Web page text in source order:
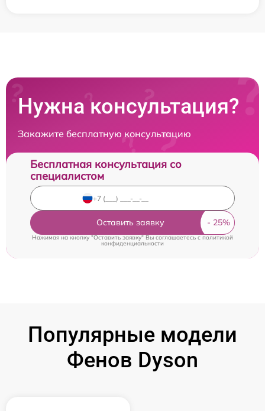
Нужна консультация?
Закажите бесплатную консультацию
Бесплатная консультация со
специалистом
Оставить заявку
Нажимая на кнопку "Оставить заявку" Вы соглашаетесь c политикой
конфиденциальности
Популярные модели
Фенов Dyson